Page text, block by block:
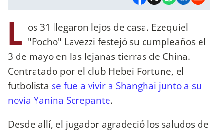
L os 31 llegaron lejos de casa. Ezequiel
"Pocho" Lavezzi festejó su cumpleaños el
3 de mayo en las lejanas tierras de China.
Contratado por el club Hebei Fortune, el
futbolista se fue a vivir a Shanghai junto a su
novia Yanina Screpante.
Desde allí, el jugador agradeció los saludos de